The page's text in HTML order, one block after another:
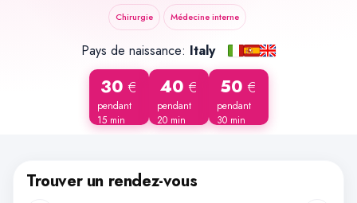
Chirurgie Médecine interne
Pays de naissance: Italy
30 €
pendant
15 min
40 €
pendant
20 min
50 €
pendant
30 min
Trouver un rendez-vous